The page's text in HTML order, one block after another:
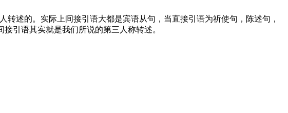
述的。实际上间接引语大都是宾语从句，当直接引语为祈使句，陈述句，
引语其实就是我们所说的第三人称转述。